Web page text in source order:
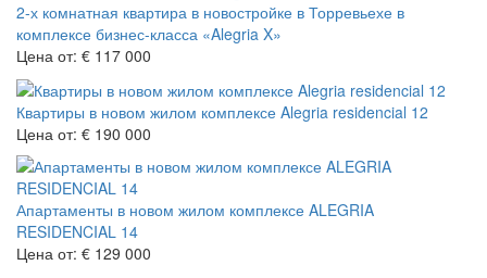
2-х комнатная квартира в новостройке в Торревьехе в
комплексе бизнес-класса «Alegria X»
Цена от: € 117 000
Квартиры в новом жилом комплексе Alegria residencial 12
Цена от: € 190 000
Апартаменты в новом жилом комплексе ALEGRIA
RESIDENCIAL 14
Цена от: € 129 000